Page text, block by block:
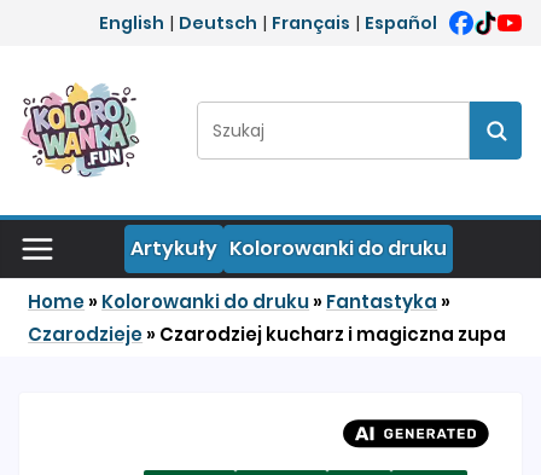
Przejdź do treści
English | Deutsch | Français | Español
Szukaj:
Artykuły Kolorowanki do druku
Home» Kolorowanki do druku» Fantastyka »
Czarodzieje» Czarodziej kucharz i magiczna zupa